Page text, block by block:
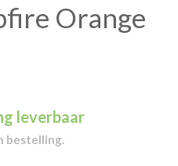
Orange
leverbaar
bestelling.